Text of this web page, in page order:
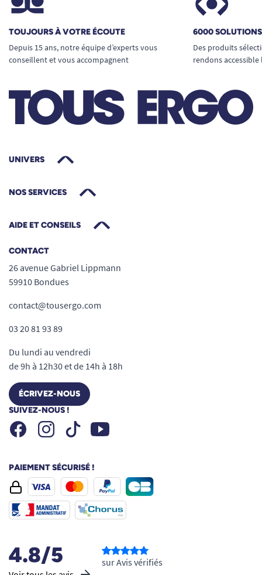
TOUJOURS À VOTRE ÉCOUTE
Depuis 15 ans, notre équipe d’experts vous
conseillent et vous accompagnent
6000
Des produits
rendons
UNIVERS
NOS SERVICES
AIDE ET CONSEILS
CONTACT
26 avenue Gabriel Lippmann
59910 Bondues
contact@tousergo.com
03 20 81 93 89
Du lundi au vendredi
de 9h à 12h30 et de 14h à 18h
ÉCRIVEZ-NOUS
SUIVEZ-NOUS !
FacebookInstagramTiktok Youtube
PAIEMENT SÉCURISÉ !
4.8/5 sur Avis vérifiés